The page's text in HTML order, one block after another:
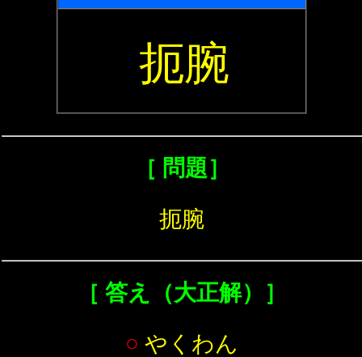
扼腕
［ 問題］
扼腕
［ 答え（大正解）］
○ やくわん